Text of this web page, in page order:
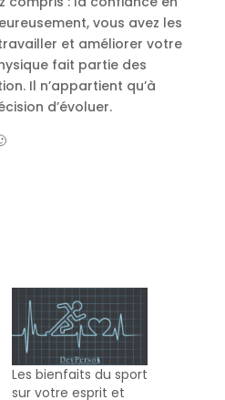
vous avez les
et améliorer votre
fait partie des
Il n’appartient qu’à
d’évoluer.
Les bienfaits du sport
sur votre esprit et